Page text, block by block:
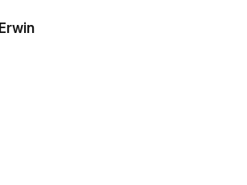
Erwin